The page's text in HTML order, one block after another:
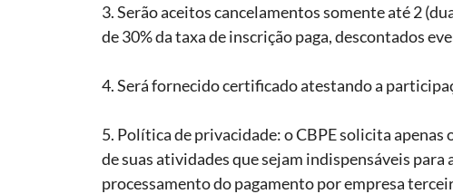
3. Serão aceitos cancelamentos somente até 2
de 30% da taxa de inscrição paga, descontados
4. Será fornecido certificado atestando a
5. Política de privacidade: o CBPE solicita
de suas atividades que sejam indispensáveis para
processamento do pagamento por empresa